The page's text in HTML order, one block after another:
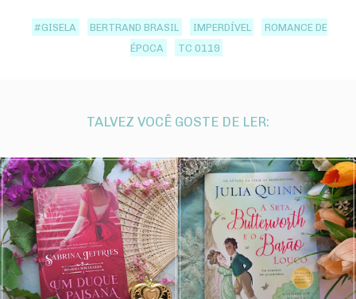
#GISELA BERTRAND BRASIL IMPERDÍVEL
ROMANCE DE
ÉPOCA
TC 0119
TALVEZ VOCÊ GOSTE DE LER: